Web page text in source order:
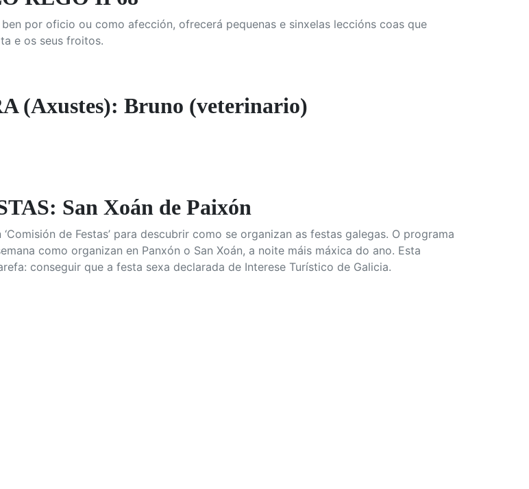
por oficio ou como afección, ofrecerá pequenas e sinxelas leccións coas que
e os seus froitos.
(Axustes): Bruno (veterinario)
San Xoán de Paixón
de Festas’ para descubrir como se organizan as festas galegas. O programa
como organizan en Panxón o San Xoán, a noite máis máxica do ano. Esta
conseguir que a festa sexa declarada de Interese Turístico de Galicia.